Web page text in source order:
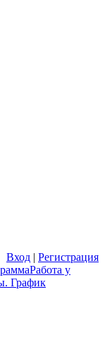
Вход | Регистрация
Работа у
График